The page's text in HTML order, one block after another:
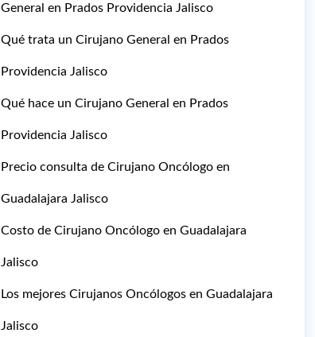
General en Prados Providencia Jalisco
Qué trata un Cirujano General en Prados
Providencia Jalisco
Qué hace un Cirujano General en Prados
Providencia Jalisco
Precio consulta de Cirujano Oncólogo en
Guadalajara Jalisco
Costo de Cirujano Oncólogo en Guadalajara
Jalisco
Los mejores Cirujanos Oncólogos en Guadalajara
Jalisco